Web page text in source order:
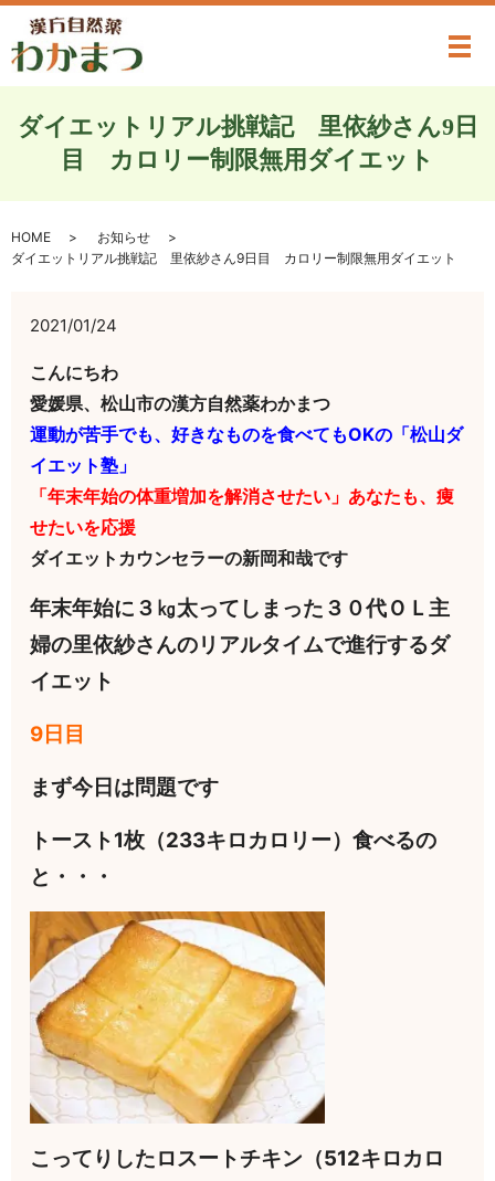
メ
ダイエットリアル挑戦記 里依紗さん9日
目 カロリー制限無用ダイエット
HOME
お知らせ
ダイエットリアル挑戦記 里依紗さん9日目 カロリー制限無用ダイエット
2021/01/24
こんにちわ
愛媛県、松山市の漢方自然薬わかまつ
運動が苦手でも、好きなものを食べてもOKの「松山ダ
イエット塾」
「年末年始の体重増加を解消させたい」あなたも、痩
せたいを応援
ダイエットカウンセラーの新岡和哉です
年末年始に３㎏太ってしまった３０代ＯＬ主
婦の里依紗さんのリアルタイムで進行するダ
イエット
9日目
まず今日は問題です
トースト1枚（233キロカロリー）食べるの
と・・・
こってりしたロスートチキン（512キロカロ